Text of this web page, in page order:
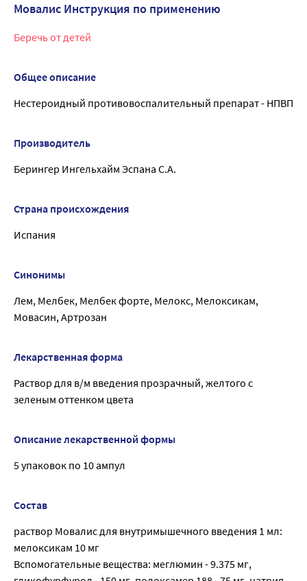
Мовалис Инструкция по применению
Беречь от детей
Общее описание
Нестероидный противовоспалительный препарат - НПВП
Производитель
Берингер Ингельхайм Эспана С.А.
Страна происхождения
Испания
Синонимы
Лем, Мелбек, Мелбек форте, Мелокс, Мелоксикам,
Мовасин, Артрозан
Лекарственная форма
Раствор для в/м введения прозрачный, желтого с
зеленым оттенком цвета
Описание лекарственной формы
5 упаковок по 10 ампул
Состав
раствор Мовалис для внутримышечного введения 1 мл:
мелоксикам 10 мг
Вспомогательные вещества: меглюмин - 9.375 мг,